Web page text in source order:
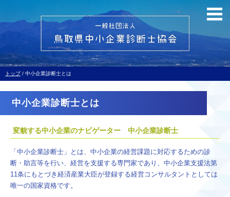
現
の
トップ / 中小企業診断士とは
中小企業診断士とは
変貌する中小企業のナビゲーター 中小企業診断士
「中小企業診断士」とは、中小企業の経営課題に対応するための診
断・助言等を行い、経営を支援する専門家であり、中小企業支援法第
11条にもとづき経済産業大臣が登録する経営コンサルタントとしては
唯一の国家資格です。